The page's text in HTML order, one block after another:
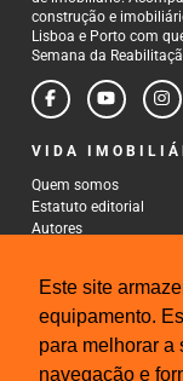
Este site
equipamento.
para melhorar a
navegação e
construção e
Lisboa e Porto com
Semana da
VIDA
Quem somos
Estatuto editorial
Autores
CONTACTOS
Rua Gonçalo
4000-269 Porto